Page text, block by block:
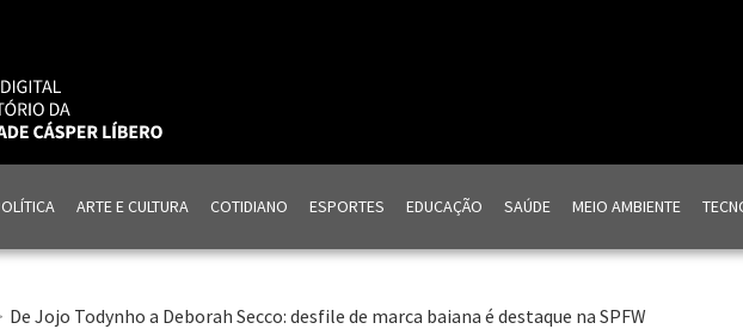
ARTE E CULTURA COTIDIANO ESPORTES EDUCAÇÃO SAÚDE MEIO AMBIENTE
De Jojo Todynho a Deborah Secco: desfile de marca baiana é destaque na SPFW